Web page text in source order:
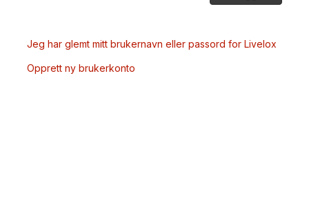
Jeg har glemt mitt brukernavn eller passord for Livelox
Opprett ny brukerkonto